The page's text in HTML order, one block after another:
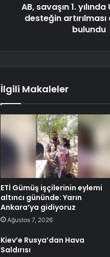
AB, savaşın 1.
desteğin artırılması
bulundu
İlgili Makaleler
ETİ Gümüş işçilerinin eylemi
altıncı gününde: Yarın
Ankara’ya gidiyoruz
Ağustos 7, 2026
Kiev’e Rusya’dan Hava
Saldırısı